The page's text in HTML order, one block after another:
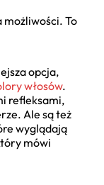
możliwości. To
opcja,
włosów.
refleksami,
Ale są też
wyglądają
mówi